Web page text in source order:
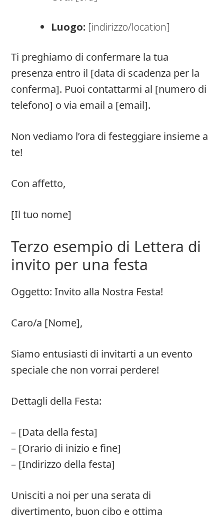
Luogo: [indirizzo/location]
Ti preghiamo di confermare la tua
presenza entro il [data di scadenza per la
conferma]. Puoi contattarmi al [numero di
telefono] o via email a [email].
Non vediamo l’ora di festeggiare insieme a
te!
Con affetto,
[Il tuo nome]
Terzo esempio di Lettera di
invito per una festa
Oggetto: Invito alla Nostra Festa!
Caro/a [Nome],
Siamo entusiasti di invitarti a un evento
speciale che non vorrai perdere!
Dettagli della Festa:
– [Data della festa]
– [Orario di inizio e fine]
– [Indirizzo della festa]
Unisciti a noi per una serata di
divertimento, buon cibo e ottima